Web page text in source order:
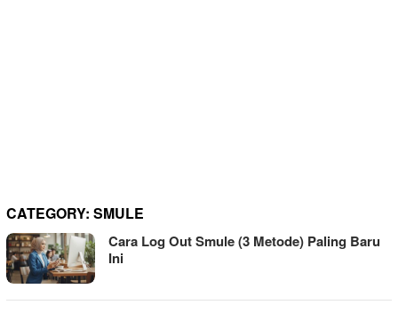
CATEGORY: SMULE
Cara Log Out Smule (3 Metode) Paling Baru
Ini